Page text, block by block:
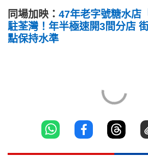
同場加映： 47年老字號糖水店
駐荃灣！年半極速開3間分店
點保持水準